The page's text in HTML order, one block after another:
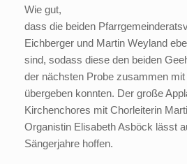
Wie gut,
dass die beiden
Eichberger und Martin Weyland
sind, sodass diese den beiden
der nächsten Probe zusammen
übergeben konnten. Der große
Kirchenchores mit Chorleiterin
Organistin Elisabeth Asböck lässt
Sängerjahre hoffen.